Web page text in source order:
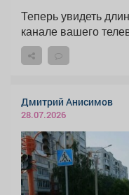
Теперь увидеть
канале вашего
Дмитрий Анисимов
28.07.2026